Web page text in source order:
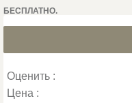
БЕСПЛАТНО.
Оценить :
Цена :